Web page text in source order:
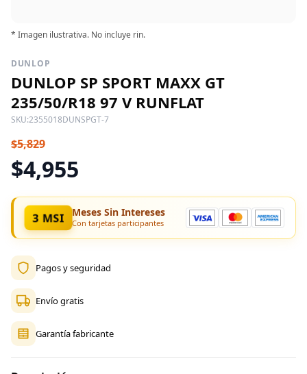
* Imagen ilustrativa. No incluye rin.
DUNLOP
DUNLOP SP SPORT MAXX GT
235/50/R18 97 V RUNFLAT
SKU:2355018DUNSPGT-7
$5,829
$4,955
3 MSI Meses Sin Intereses
Con tarjetas participantes
Pagos y seguridad
Envío gratis
Garantía fabricante